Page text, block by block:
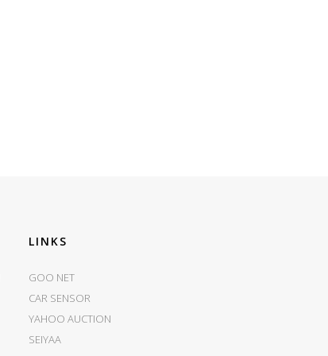
LINKS
GOO NET
CAR SENSOR
YAHOO AUCTION
SEIYAA